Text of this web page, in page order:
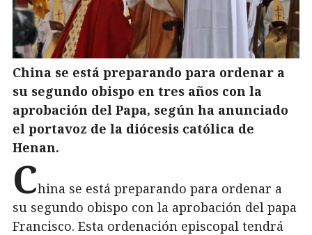
China se está preparando para ordenar a
su segundo obispo en tres años con la
aprobación del Papa, según ha anunciado
el portavoz de la diócesis católica de
Henan.
China se está preparando para ordenar a
su segundo obispo con la aprobación del papa
Francisco. Esta ordenación episcopal tendrá